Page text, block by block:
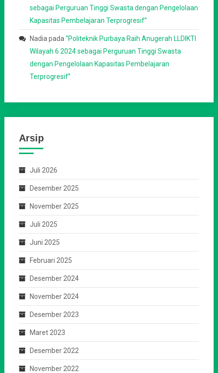
sebagai Perguruan Tinggi Swasta dengan Pengelolaan
Kapasitas Pembelajaran Terprogresif”
Nadia pada “Politeknik Purbaya Raih Anugerah LLDIKTI
Wilayah 6 2024 sebagai Perguruan Tinggi Swasta
dengan Pengelolaan Kapasitas Pembelajaran
Terprogresif”
Arsip
Juli 2026
Desember 2025
November 2025
Juli 2025
Juni 2025
Februari 2025
Desember 2024
November 2024
Desember 2023
Maret 2023
Desember 2022
November 2022